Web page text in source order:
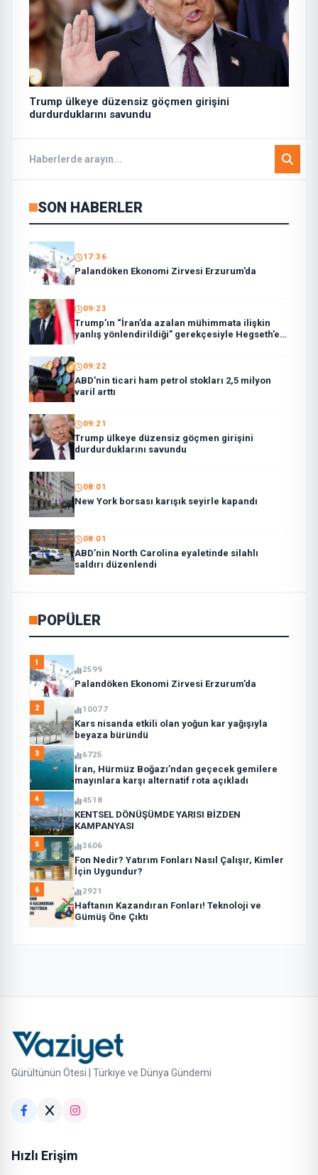
Trump ülkeye düzensiz göçmen girişini
durdurduklarını savundu
SON HABERLER
17:36
Palandöken Ekonomi Zirvesi Erzurum’da
09:23
Trump’ın “İran’da azalan mühimmata ilişkin
yanlış yönlendirildiği” gerekçesiyle Hegseth’e
09:22
ABD’nin ticari ham petrol stokları 2,5 milyon
varil arttı
09:21
Trump ülkeye düzensiz göçmen girişini
durdurduklarını savundu
08:01
New York borsası karışık seyirle kapandı
08:01
ABD’nin North Carolina eyaletinde silahlı
saldırı düzenlendi
POPÜLER
1
2599
Palandöken Ekonomi Zirvesi Erzurum’da
2 10077
Kars nisanda etkili olan yoğun kar yağışıyla
beyaza büründü
3 6725
İran, Hürmüz Boğazı’ndan geçecek gemilere
mayınlara karşı alternatif rota açıkladı
4 4518
KENTSEL DÖNÜŞÜMDE YARISI BİZDEN
KAMPANYASI
5 3606
Fon Nedir? Yatırım Fonları Nasıl Çalışır, Kimler
İçin Uygundur?
6 2921
Haftanın Kazandıran Fonları! Teknoloji ve
Gümüş Öne Çıktı
Gürültünün Ötesi | Türkiye ve Dünya Gündemi
Hızlı Erişim